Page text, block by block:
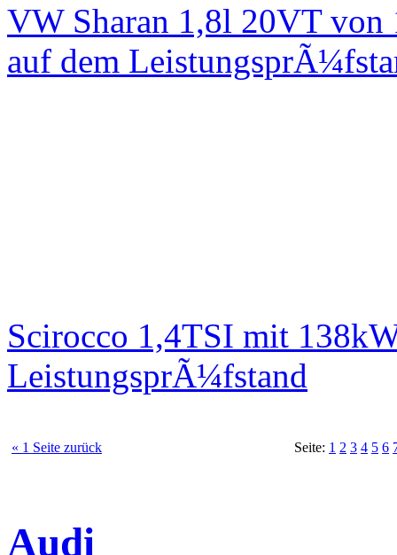
VW Sharan 1,8l 20VT
auf dem
Scirocco 1,4TSI mit
LeistungsprÃ¼fstand
« 1 Seite zurück Seite: 1 2 3 4 5 6
Audi